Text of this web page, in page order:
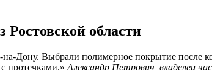
области
Дону. Выбрали полимерное покрытие после
протечками.» Александр Петрович, владелец